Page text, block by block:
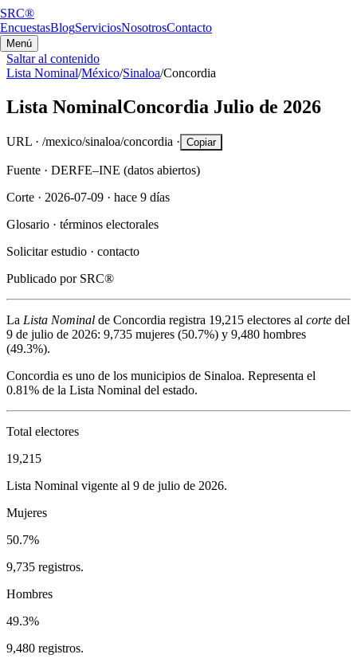
SRC®
EncuestasBlogServiciosNosotrosContacto
Menú
Saltar al contenido
Lista Nominal/México/Sinaloa/Concordia
Lista NominalConcordia Julio de 2026
URL · /mexico/sinaloa/concordia · Copiar
Fuente · DERFE–INE (datos abiertos)
Corte · 2026-07-09 · hace 9 días
Glosario · términos electorales
Solicitar estudio · contacto
Publicado por SRC®
La Lista Nominal de Concordia registra 19,215 electores al corte del
9 de julio de 2026: 9,735 mujeres (50.7%) y 9,480 hombres
(49.3%).
Concordia es uno de los municipios de Sinaloa. Representa el
0.81% de la Lista Nominal del estado.
Total electores
19,215
Lista Nominal vigente al 9 de julio de 2026.
Mujeres
50.7%
9,735 registros.
Hombres
49.3%
9,480 registros.